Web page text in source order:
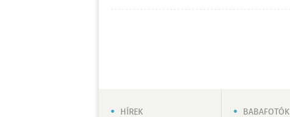
HÍREK BABAFOTÓK